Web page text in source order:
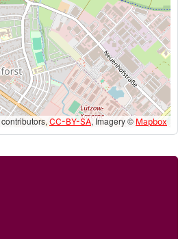
contributors, CC-BY-SA, Imagery © Mapbox